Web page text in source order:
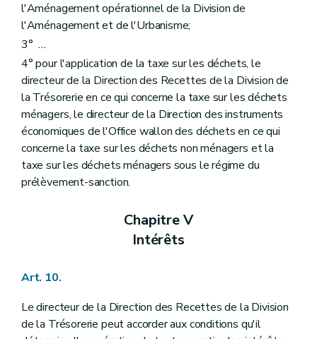
l'Aménagement opérationnel de la Division de
l'Aménagement et de l'Urbanisme;
3°...
4° pour l'application de la taxe sur les déchets, le
directeur de la Direction des Recettes de la Division de
la Trésorerie en ce qui concerne la taxe sur les déchets
ménagers, le directeur de la Direction des instruments
économiques de l'Office wallon des déchets en ce qui
concerne la taxe sur les déchets non ménagers et la
taxe sur les déchets ménagers sous le régime du
prélèvement-sanction.
Chapitre V
Intérêts
Art. 10.
Le directeur de la Direction des Recettes de la Division
de la Trésorerie peut accorder aux conditions qu'il